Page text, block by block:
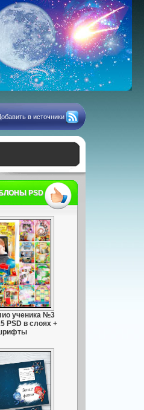
в источники
PSD
ученика №3
PSD в слоях +